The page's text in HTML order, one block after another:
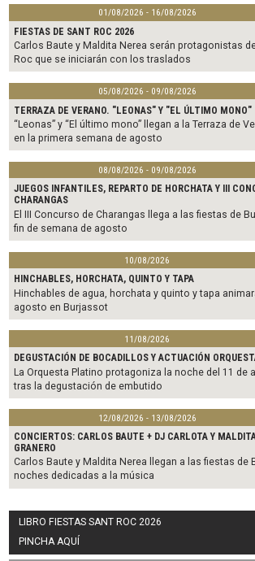
01/08/2026 - 16/08/2026
FIESTAS DE SANT ROC 2026
Carlos Baute y Maldita Nerea serán protagonistas
Roc que se iniciarán con los traslados
05/08/2026 - 09/08/2026
TERRAZA DE VERANO. "LEONAS" Y "EL ÚLTIMO MONO"
“Leonas” y “El último mono” llegan a la Terraza de
en la primera semana de agosto
08/08/2026 - 09/08/2026
JUEGOS INFANTILES, REPARTO DE HORCHATA Y III
CHARANGAS
El III Concurso de Charangas llega a las fiestas de
fin de semana de agosto
10/08/2026
HINCHABLES, HORCHATA, QUINTO Y TAPA
Hinchables de agua, horchata y quinto y tapa
agosto en Burjassot
11/08/2026
DEGUSTACIÓN DE BOCADILLOS Y ACTUACIÓN
La Orquesta Platino protagoniza la noche del 11 de
tras la degustación de embutido
12/08/2026 - 13/08/2026
CONCIERTOS: CARLOS BAUTE + DJ CARLOTA Y
GRANERO
Carlos Baute y Maldita Nerea llegan a las fiestas de
noches dedicadas a la música
LIBRO FIESTAS SANT ROC 2026
PINCHA AQUÍ